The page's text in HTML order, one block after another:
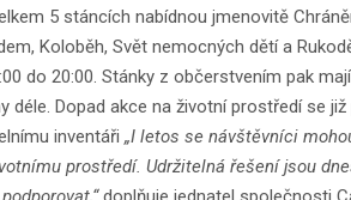
5 stáncích nabídnou jmenovitě
Koloběh, Svět nemocných dětí a
do 20:00. Stánky z občerstvením pak
déle. Dopad akce na životní prostředí se
inventáři „I letos se návštěvníci
prostředí. Udržitelná řešení jsou